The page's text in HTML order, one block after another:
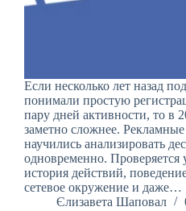
Если несколько лет назад
понимали простую
пару дней активности, то в
заметно сложнее.
научились анализировать
одновременно. Проверяется
история действий,
сетевое окружение и даже…
Єлизавета Шаповал